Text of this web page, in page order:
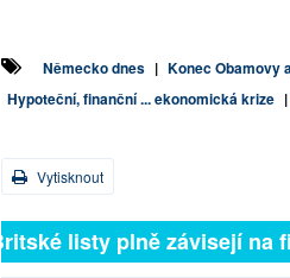
Německo dnes | Konec Obamovy
Hypoteční, finanční ... ekonomická krize |
Vytisknout
Britské listy plně závisejí na